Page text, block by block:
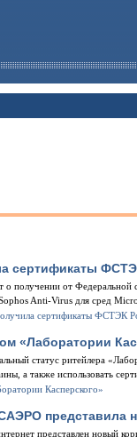
сертификаты
о получении от
Sophos Anti-Virus для сред
«Лаборатории
статус ритейлера
а также использовать
представила
представлен новый